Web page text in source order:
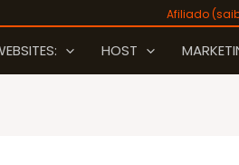
Afiliado
HOST